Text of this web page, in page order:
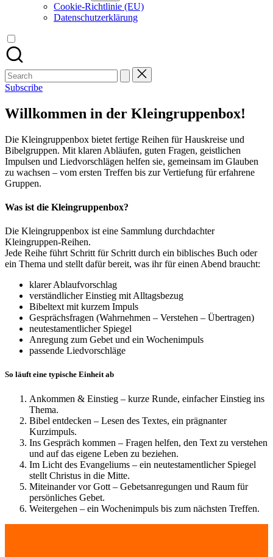
Cookie-Richtlinie (EU)
Datenschutzerklärung
Search
for:
Subscribe
Willkommen in der Kleingruppenbox!
Die Kleingruppenbox bietet fertige Reihen für Hauskreise und
Bibelgruppen. Mit klaren Abläufen, guten Fragen, geistlichen
Impulsen und Liedvorschlägen helfen sie, gemeinsam im Glauben
zu wachsen – vom ersten Treffen bis zur Vertiefung für erfahrene
Gruppen.
Was ist die Kleingruppenbox?
Die Kleingruppenbox ist eine Sammlung durchdachter
Kleingruppen-Reihen.
Jede Reihe führt Schritt für Schritt durch ein biblisches Buch oder
ein Thema und stellt dafür bereit, was ihr für einen Abend braucht:
klarer Ablaufvorschlag
verständlicher Einstieg mit Alltagsbezug
Bibeltext mit kurzem Impuls
Gesprächsfragen (Wahrnehmen – Verstehen – Übertragen)
neutestamentlicher Spiegel
Anregung zum Gebet und ein Wochenimpuls
passende Liedvorschläge
So läuft eine typische Einheit ab
Ankommen & Einstieg – kurze Runde, einfacher Einstieg ins
Thema.
Bibel entdecken – Lesen des Textes, ein prägnanter
Kurzimpuls.
Ins Gespräch kommen – Fragen helfen, den Text zu verstehen
und auf das eigene Leben zu beziehen.
Im Licht des Evangeliums – ein neutestamentlicher Spiegel
stellt Christus in die Mitte.
Miteinander vor Gott – Gebetsanregungen und Raum für
persönliches Gebet.
Weitergehen – ein Wochenimpuls bis zum nächsten Treffen.